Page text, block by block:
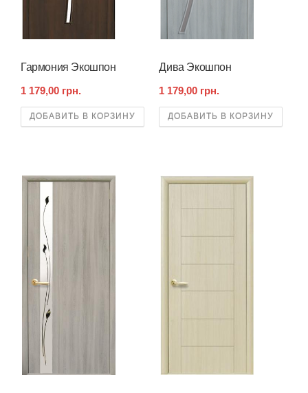
Гармония Экошпон
1 179,00 грн.
ДОБАВИТЬ В КОРЗИНУ
Дива Экошпон
1 179,00 грн.
ДОБАВИТЬ В КОРЗИНУ